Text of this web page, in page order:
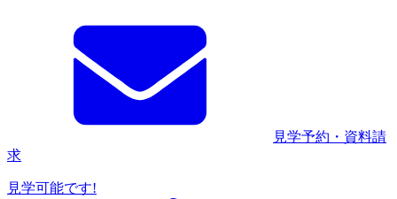
見学予約・資料請
求
見学可能です!